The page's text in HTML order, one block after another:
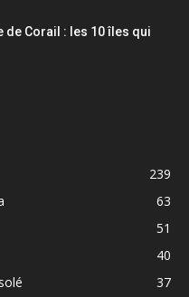
de Corail : les 10 îles qui
239
63
51
40
37